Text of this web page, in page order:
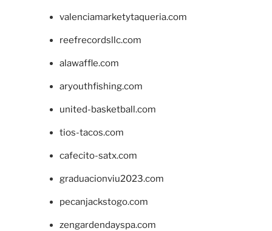
valenciamarketytaqueria.com
reefrecordsllc.com
alawaffle.com
aryouthfishing.com
united-basketball.com
tios-tacos.com
cafecito-satx.com
graduacionviu2023.com
pecanjackstogo.com
zengardendayspa.com